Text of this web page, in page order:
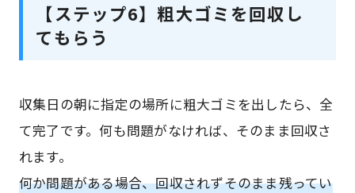
【ステップ6】粗大ゴミを回収し
てもらう
収集日の朝に指定の場所に粗大ゴミを出したら、全
て完了です。何も問題がなければ、そのまま回収さ
れます。
何か問題がある場合、回収されずそのまま残ってい